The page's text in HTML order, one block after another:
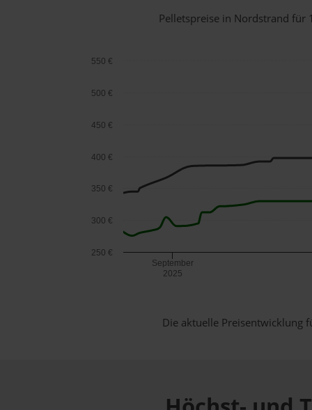
Pelletspreise in Nordstrand für
September
2025
250 €
300 €
350 €
400 €
450 €
500 €
550 €
Die aktuelle Preisentwicklung